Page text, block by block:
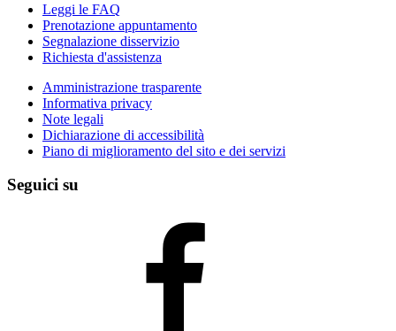
Leggi le FAQ
Prenotazione appuntamento
Segnalazione disservizio
Richiesta d'assistenza
Amministrazione trasparente
Informativa privacy
Note legali
Dichiarazione di accessibilità
Piano di miglioramento del sito e dei servizi
Seguici su